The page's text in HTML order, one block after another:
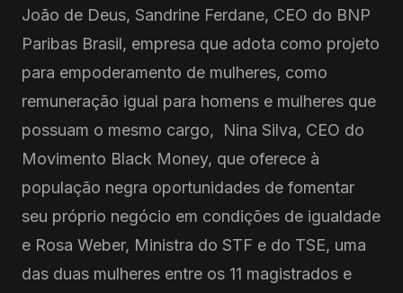
João de Deus, Sandrine Ferdane, CEO do BNP
Paribas Brasil, empresa que adota como projeto
para empoderamento de mulheres, como
remuneração igual para homens e mulheres que
possuam o mesmo cargo, Nina Silva, CEO do
Movimento Black Money, que oferece à
população negra oportunidades de fomentar
seu próprio negócio em condições de igualdade
e Rosa Weber, Ministra do STF e do TSE, uma
das duas mulheres entre os 11 magistrados e